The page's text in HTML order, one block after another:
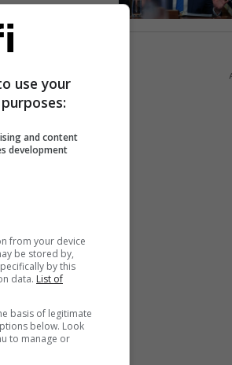
në
kushtojë
paguajnë
jetojë në
miliona
vetëm
Albin
të
use your
and content
development
from your device
be stored by,
by this
data. List of
basis of legitimate
below. Look
to manage or